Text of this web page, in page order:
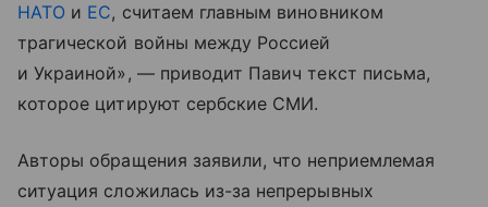
НАТО и ЕС, считаем главным виновником
трагической войны между Россией
и Украиной», — приводит Павич текст письма,
которое цитируют сербские СМИ.
Авторы обращения заявили, что неприемлемая
ситуация сложилась из-за непрерывных